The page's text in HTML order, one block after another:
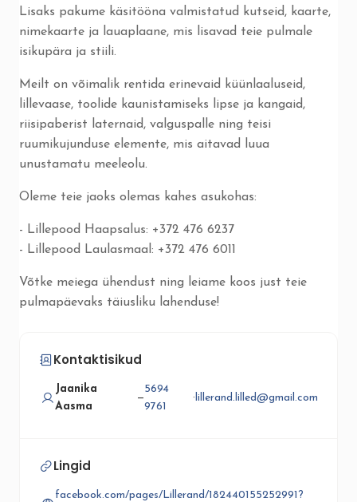
Lisaks pakume käsitööna valmistatud kutseid, kaarte,
nimekaarte ja lauaplaane, mis lisavad teie pulmale
isikupära ja stiili.
Meilt on võimalik rentida erinevaid küünlaaluseid,
lillevaase, toolide kaunistamiseks lipse ja kangaid,
riisipaberist laternaid, valguspalle ning teisi
ruumikujunduse elemente, mis aitavad luua
unustamatu meeleolu.
Oleme teie jaoks olemas kahes asukohas:
- Lillepood Haapsalus: +372 476 6237
- Lillepood Laulasmaal: +372 476 6011
Võtke meiega ühendust ning leiame koos just teie
pulmapäevaks täiusliku lahenduse!
Kontaktisikud
Jaanika
Aasma
—
5694
9761
· lillerand.lilled@gmail.com
Lingid
facebook.com/pages/Lillerand/182440155252991?